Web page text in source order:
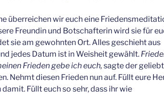
überreichen wir euch eine
Freundin und Botschafterin wird sie für
sie am gewohnten Ort. Alles geschieht aus
jedes Datum ist in Weisheit gewählt.
Frieden gebe ich euch, sagte der
Nehmt diesen Frieden nun auf. Füllt eure
damit. Füllt euch so sehr, dass ihr wie